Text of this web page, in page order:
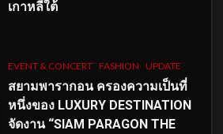
เกาหลีใต้
EVENT & CONCERT FASHION UPDATE
สยามพารากอน ครองความเป็นที่
หนึ่งของ LUXURY DESTINATION
จัดงาน “SIAM PARAGON THE